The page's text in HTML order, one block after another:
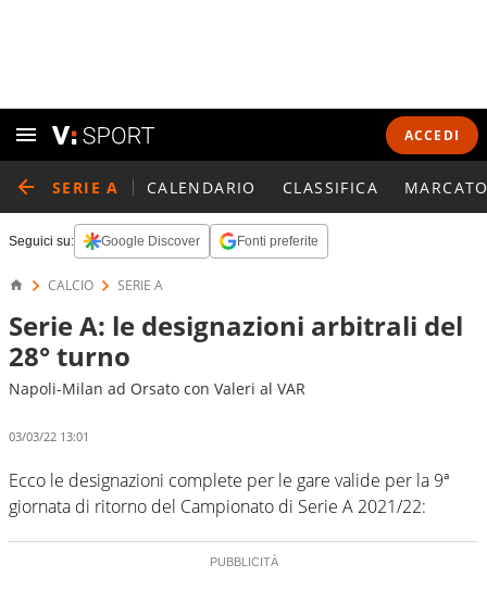
ACCEDI
SERIE A CALENDARIO CLASSIFICA
Seguici su: Google Discover Fonti preferite
CALCIO SERIE A
Serie A: le designazioni arbitrali del
28° turno
Napoli-Milan ad Orsato con Valeri al VAR
03/03/22 13:01
Ecco le designazioni complete per le gare valide per la 9ª
giornata di ritorno del Campionato di Serie A 2021/22: